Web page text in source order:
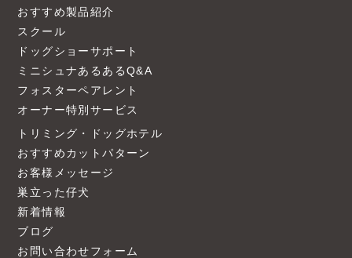
おすすめ製品紹介
スクール
ドッグショーサポート
ミニシュナあるあるQ&A
フォスターペアレント
オーナー特別サービス
トリミング・ドッグホテル
おすすめカットパターン
お客様メッセージ
巣立った仔犬
新着情報
ブログ
お問い合わせフォーム